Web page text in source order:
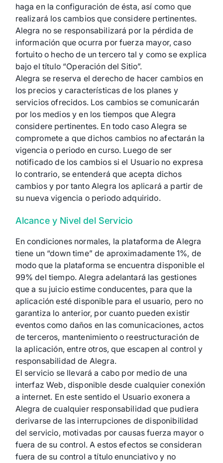
haga en la configuración de ésta, así como que
realizará los cambios que considere pertinentes.
Alegra no se responsabilizará por la pérdida de
información que ocurra por fuerza mayor, caso
fortuito o hecho de un tercero tal y como se explica
bajo el título “Operación del Sitio”.
Alegra se reserva el derecho de hacer cambios en
los precios y características de los planes y
servicios ofrecidos. Los cambios se comunicarán
por los medios y en los tiempos que Alegra
considere pertinentes. En todo caso Alegra se
compromete a que dichos cambios no afectarán la
vigencia o periodo en curso. Luego de ser
notificado de los cambios si el Usuario no expresa
lo contrario, se entenderá que acepta dichos
cambios y por tanto Alegra los aplicará a partir de
su nueva vigencia o periodo adquirido.
Alcance y Nivel del Servicio
En condiciones normales, la plataforma de Alegra
tiene un “down time” de aproximadamente 1%, de
modo que la plataforma se encuentra disponible el
99% del tiempo. Alegra adelantará las gestiones
que a su juicio estime conducentes, para que la
aplicación esté disponible para el usuario, pero no
garantiza lo anterior, por cuanto pueden existir
eventos como daños en las comunicaciones, actos
de terceros, mantenimiento o reestructuración de
la aplicación, entre otros, que escapen al control y
responsabilidad de Alegra.
El servicio se llevará a cabo por medio de una
interfaz Web, disponible desde cualquier conexión
a internet. En este sentido el Usuario exonera a
Alegra de cualquier responsabilidad que pudiera
derivarse de las interrupciones de disponibilidad
del servicio, motivadas por causas fuerza mayor o
fuera de su control. A estos efectos se consideran
fuera de su control a título enunciativo y no